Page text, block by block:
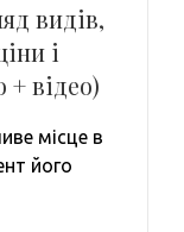
видів,
і
+ відео)
місце в
його